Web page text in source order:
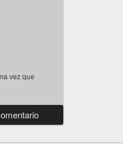
vez que